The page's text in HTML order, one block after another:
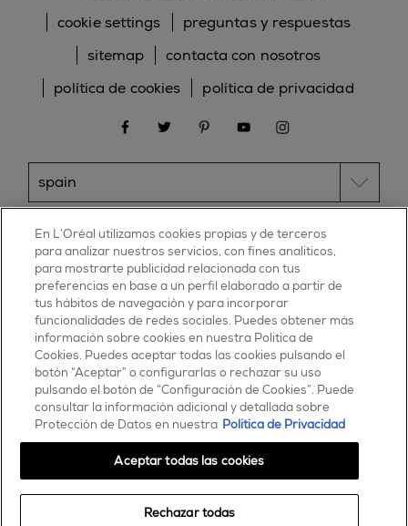
© 2025 essie todos los derechos reservados
condiciones de uso
cookie settings
preguntas y respuestas
sitemap
contacta con nosotros
política de cookies
política de privacidad
facebooktwitter pinterestyoutubeinstagram
ESSIE
30, rue d’Alsace – 92300 Levallois-Perret
FRANCE
Contáctanos
900 181 055
En L’Oréal utilizamos cookies propias y de terceros
para analizar nuestros servicios, con fines analíticos,
para mostrarte publicidad relacionada con tus
preferencias en base a un perfil elaborado a partir de
tus hábitos de navegación y para incorporar
funcionalidades de redes sociales. Puedes obtener más
información sobre cookies en nuestra Política de
Cookies. Puedes aceptar todas las cookies pulsando el
botón “Aceptar” o configurarlas o rechazar su uso
pulsando el botón de “Configuración de Cookies”. Puede
consultar la información adicional y detallada sobre
Protección de Datos en nuestra Política de Privacidad
Rechazar todas
Aceptar todas las cookies